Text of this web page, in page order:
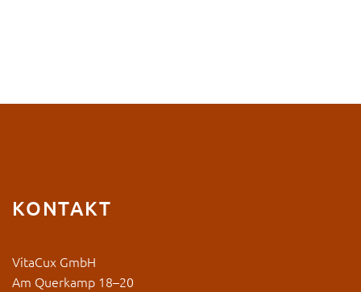
KONTAKT
VitaCux GmbH
Am Querkamp 18–20